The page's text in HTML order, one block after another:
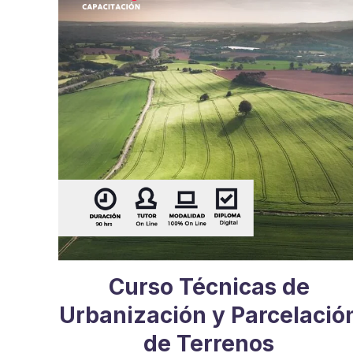
Curso Técnicas de
Urbanización y
de Terrenos